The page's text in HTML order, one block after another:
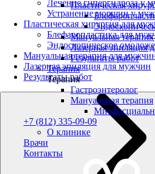
Лечение гипергидроза у
Устранение морщин у
Пластическая хирургия для
Блефаропластика для
Эндоскопическое
Мануальная терапия для
Лазерная эпиляция для мужчин
Результаты работ
Пластическая
Мануальная
Лазерная эпиляция
Результаты работ
Терапия
Терапия
Гастроэнтеролог
Мануальная терапия
+7 (812) 335-09-09
О клинике
Врачи
Контакты